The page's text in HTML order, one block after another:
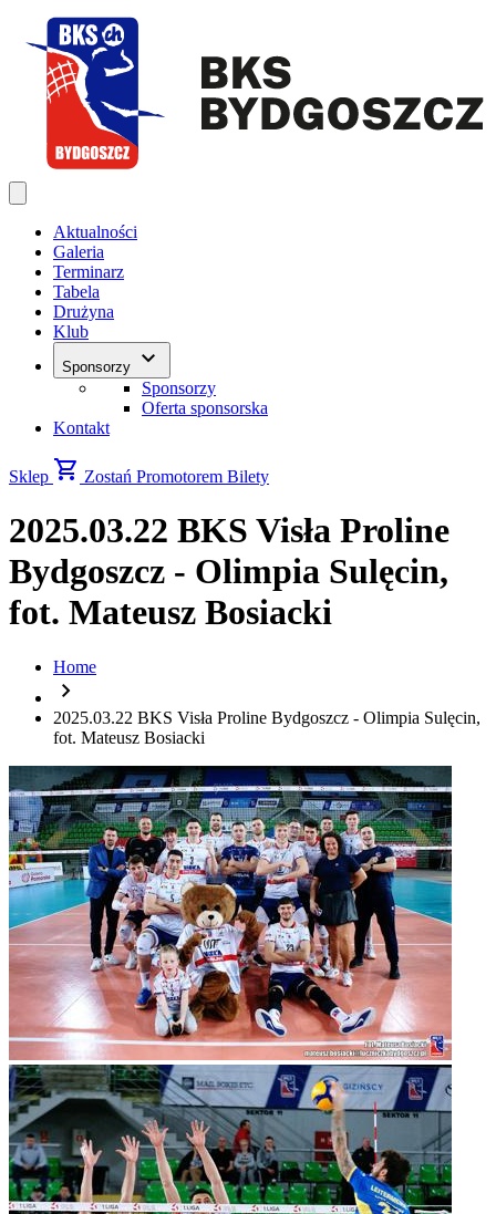
Aktualności
Galeria
Terminarz
Tabela
Drużyna
Klub
Sponsorzy keyboard_arrow_down
Sponsorzy
Oferta sponsorska
Kontakt
Sklep shopping_cart Zostań Promotorem Bilety
2025.03.22 BKS Visła Proline
Bydgoszcz - Olimpia Sulęcin,
fot. Mateusz Bosiacki
Home
chevron_right
2025.03.22 BKS Visła Proline Bydgoszcz - Olimpia Sulęcin,
fot. Mateusz Bosiacki